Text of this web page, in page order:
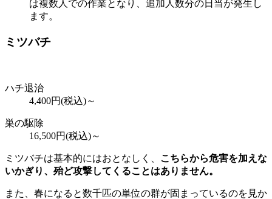
は複数人での作業となり、追加人数分の日当が発生し
ます。
ミツバチ
ハチ退治
4,400円(税込)～
巣の駆除
16,500円(税込)～
ミツバチは基本的にはおとなしく、 こちらから危害を加えな
いかぎり、殆ど攻撃してくることはありません。
また、春になると数千匹の単位の群が固まっているのを見か